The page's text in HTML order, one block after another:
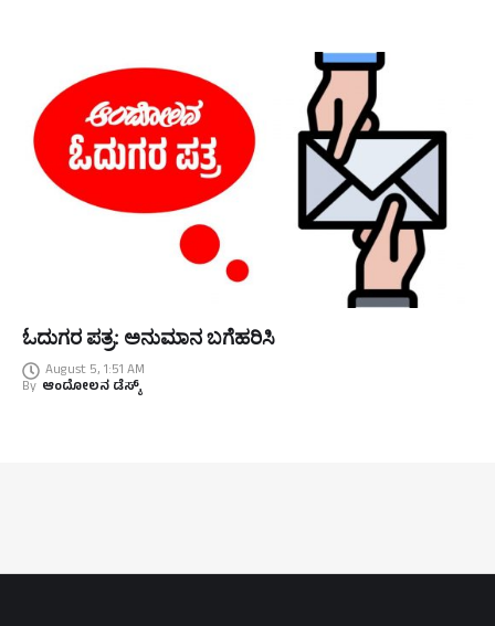
ಓದುಗರ ಪತ್ರ: ಅನುಮಾನ ಬಗೆಹರಿಸಿ
August 5, 1:51 AM
By ಆಂದೋಲನ ಡೆಸ್ಕ್